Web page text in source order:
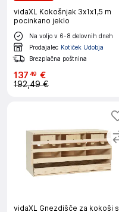
vidaXL Kokošnjak 3x1x1,5 m
pocinkano jeklo
Na voljo v 6-8 delovnih dneh
Prodajalec Kotiček Udobja
Brezplačna poštnina
137 49 €
192,49 €
vidaXL Gnezdišče za kokoši s